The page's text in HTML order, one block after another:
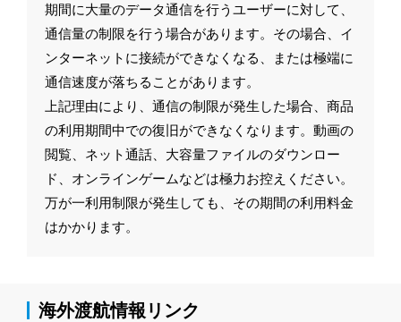
期間に大量のデータ通信を行うユーザーに対して、
通信量の制限を行う場合があります。その場合、イ
ンターネットに接続ができなくなる、または極端に
通信速度が落ちることがあります。
上記理由により、通信の制限が発生した場合、商品
の利用期間中での復旧ができなくなります。動画の
閲覧、ネット通話、大容量ファイルのダウンロー
ド、オンラインゲームなどは極力お控えください。
万が一利用制限が発生しても、その期間の利用料金
はかかります。
海外渡航情報リンク